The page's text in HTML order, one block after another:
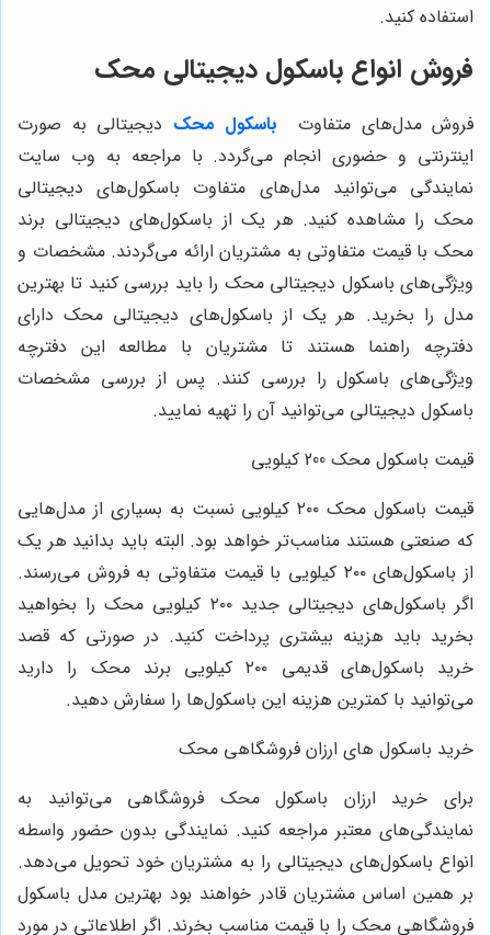
استفاده کنید.
فروش انواع باسکول دیجیتالی محک
فروش مدل‌های متفاوت باسکول محک دیجیتالی به صورت
اینترنتی و حضوری انجام می‌گردد. با مراجعه به وب سایت
نمایندگی می‌توانید مدل‌های متفاوت باسکول‌های دیجیتالی
محک را مشاهده کنید. هر یک از باسکول‌های دیجیتالی برند
محک با قیمت متفاوتی به مشتریان ارائه می‌گردند. مشخصات و
ویژگی‌های باسکول دیجیتالی محک را باید بررسی کنید تا بهترین
مدل را بخرید. هر یک از باسکول‌های دیجیتالی محک دارای
دفترچه راهنما هستند تا مشتریان با مطالعه این دفترچه
ویژگی‌های باسکول را بررسی کنند. پس از بررسی مشخصات
باسکول دیجیتالی می‌توانید آن را تهیه نمایید.
قیمت باسکول محک 200 کیلویی
قیمت باسکول محک ۲۰۰ کیلویی نسبت به بسیاری از مدل‌هایی
که صنعتی هستند مناسب‌تر خواهد بود. البته باید بدانید هر یک
از باسکول‌های ۲۰۰ کیلویی با قیمت متفاوتی به فروش می‌رسند.
اگر باسکول‌های دیجیتالی جدید ۲۰۰ کیلویی محک را بخواهید
بخرید باید هزینه بیشتری پرداخت کنید. در صورتی که قصد
خرید باسکول‌های قدیمی ۲۰۰ کیلویی برند محک را دارید
می‌توانید با کمترین هزینه این باسکول‌ها را سفارش دهید.
خرید باسکول های ارزان فروشگاهی محک
برای خرید ارزان باسکول محک فروشگاهی می‌توانید به
نمایندگی‌های معتبر مراجعه کنید. نمایندگی بدون حضور واسطه
انواع باسکول‌های دیجیتالی را به مشتریان خود تحویل می‌دهد.
بر همین اساس مشتریان قادر خواهند بود بهترین مدل باسکول
فروشگاهی محک را با قیمت مناسب بخرند. اگر اطلاعاتی در مورد